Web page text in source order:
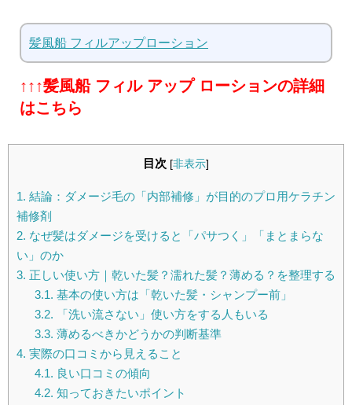
髪風船 フィルアップローション
↑↑↑髪風船 フィル アップ ローションの詳細
はこちら
目次 [非表示]
1. 結論：ダメージ毛の「内部補修」が目的のプロ用ケラチン
補修剤
2. なぜ髪はダメージを受けると「パサつく」「まとまらな
い」のか
3. 正しい使い方｜乾いた髪？濡れた髪？薄める？を整理する
3.1. 基本の使い方は「乾いた髪・シャンプー前」
3.2. 「洗い流さない」使い方をする人もいる
3.3. 薄めるべきかどうかの判断基準
4. 実際の口コミから見えること
4.1. 良い口コミの傾向
4.2. 知っておきたいポイント